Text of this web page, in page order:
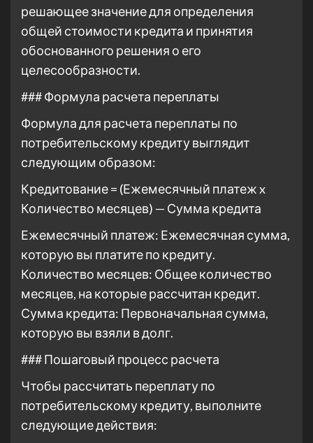
решающее значение для определения
общей стоимости кредита и принятия
обоснованного решения о его
целесообразности.
### Формула расчета переплаты
Формула для расчета переплаты по
потребительскому кредиту выглядит
следующим образом:
Кредитование = (Ежемесячный платеж x
Количество месяцев) — Сумма кредита
Ежемесячный платеж: Ежемесячная сумма,
которую вы платите по кредиту.
Количество месяцев: Общее количество
месяцев, на которые рассчитан кредит.
Сумма кредита: Первоначальная сумма,
которую вы взяли в долг.
### Пошаговый процесс расчета
Чтобы рассчитать переплату по
потребительскому кредиту, выполните
следующие действия: